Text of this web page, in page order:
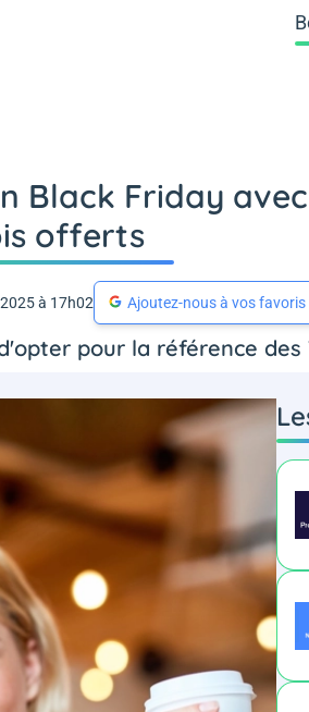
Black Friday
offerts
à 17h02 Ajoutez-nous à vos favoris
pour la référence des